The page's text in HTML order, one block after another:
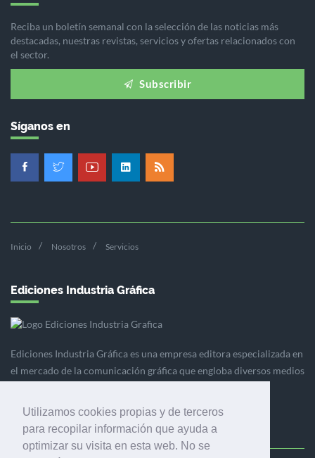
Utilizamos cookies propias y de terceros
para recopilar información que ayuda a
optimizar su visita en esta web. No se
Reciba un boletín semanal con la selección de las noticias más
destacadas, nuestras revistas, servicios y ofertas relacionados con
el sector.
Subscribir
Síganos en
Inicio Nosotros Servicios
Ediciones Industria Gráfica
Ediciones Industria Gráfica es una empresa editora especializada en
el mercado de la comunicación gráfica que engloba diversos medios